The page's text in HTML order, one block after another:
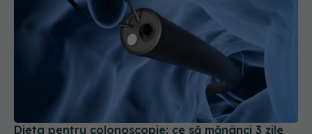
Dieta pentru colonoscopie: ce să mănânci 3 zile